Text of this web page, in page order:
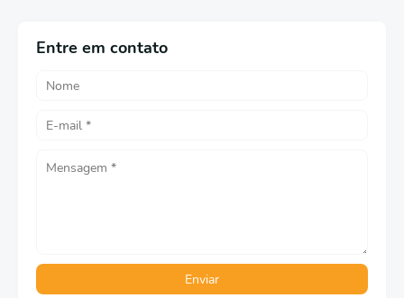
Entre em contato